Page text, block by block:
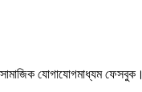
সামাজিক যোগাযোগমাধ্যম ফেসবুক।